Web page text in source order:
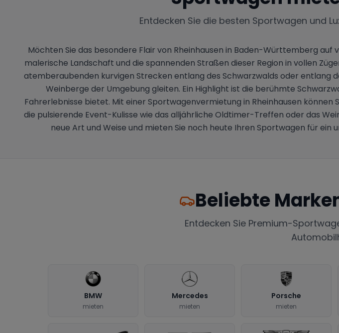
Entdecken Sie die besten Sportwagen und
Möchten Sie das besondere Flair von Rheinhausen in Baden-Württemberg
malerische Landschaft und die spannenden Straßen dieser Region in vollen
atemberaubenden kurvigen Strecken entlang des Schwarzwalds oder entlang
Weinberge der Umgebung gleiten. Ein Highlight ist die berühmte
Fahrerlebnisse bietet. Mit einer Sportwagenvermietung in Rheinhausen
die pulsierende Event-Kulisse wie das alljährliche Oldtimer-Treffen oder das
neue Art und Weise und mieten Sie noch heute Ihren Sportwagen für
Beliebte
Entdecken Sie Premium-
BMW
mieten
Mercedes
mieten
Porsche
mieten